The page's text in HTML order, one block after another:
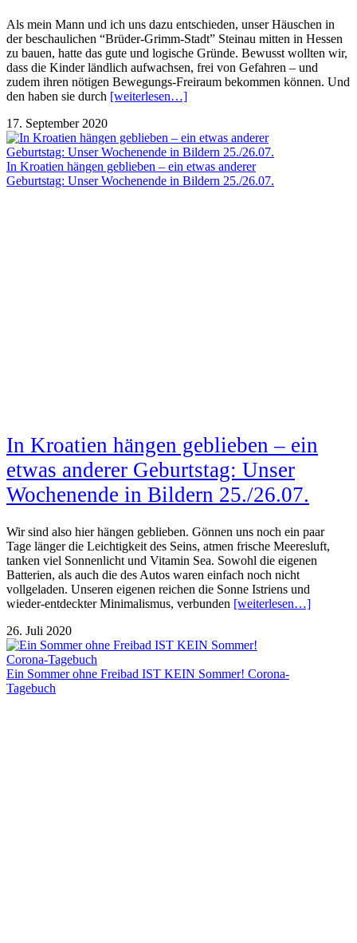
Als mein Mann und ich uns dazu entschieden, unser Häuschen in
der beschaulichen “Brüder-Grimm-Stadt” Steinau mitten in Hessen
zu bauen, hatte das gute und logische Gründe. Bewusst wollten wir,
dass die Kinder ländlich aufwachsen, frei von Gefahren – und
zudem ihren nötigen Bewegungs-Freiraum bekommen können. Und
den haben sie durch [weiterlesen…]
17. September 2020
In Kroatien hängen geblieben – ein etwas anderer
Geburtstag: Unser Wochenende in Bildern 25./26.07.
In Kroatien hängen geblieben – ein
etwas anderer Geburtstag: Unser
Wochenende in Bildern 25./26.07.
Wir sind also hier hängen geblieben. Gönnen uns noch ein paar
Tage länger die Leichtigkeit des Seins, atmen frische Meeresluft,
tanken viel Sonnenlicht und Vitamin Sea. Sowohl die eigenen
Batterien, als auch die des Autos waren einfach noch nicht
vollgeladen. Unseren eigenen reichen die Sonne Istriens und
wieder-entdeckter Minimalismus, verbunden [weiterlesen…]
26. Juli 2020
Ein Sommer ohne Freibad IST KEIN Sommer! Corona-
Tagebuch